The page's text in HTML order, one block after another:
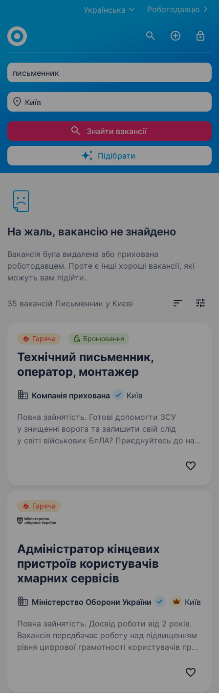
Роботодавцю
Українська
письменник
Київ
Знайти вакансії
Підібрати
На жаль, вакансію не знайдено
Вакансія була видалена або прихована
роботодавцем. Проте є інші хороші вакансії, які
можуть вам підійти.
35 вакансій Письменник у Києві
Гаряча Бронювання
Технічний письменник,
оператор, монтажер
Компанія прихована Київ
Повна зайнятість. Готові допомогти ЗСУ
у знищенні ворога та залишити свій слід
у світі військових БпЛА? Приєднуйтесь до нас
міжнародної команди, що формує майбутнє
Гаряча
Адміністратор кінцевих
пристроїв користувачів
хмарних сервісів
Міністерство Оборони України Київ
Повна зайнятість. Досвід роботи від 2 років.
Вакансія передбачає роботу над підвищенням
рівня цифрової грамотності користувачів про
взаємодіїна базі Microsoft 365. Роль включає